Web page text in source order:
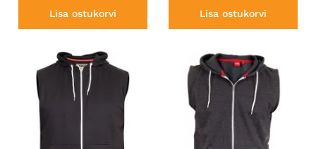
Lisa ostukorvi Lisa ostukorvi